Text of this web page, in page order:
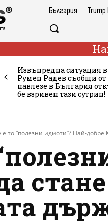
България Trump
Извънредна ситуация
Румен Радев съобщи
навлезе в България
бе взривен тази сутрин!
то “полезни идиоти”? Най-